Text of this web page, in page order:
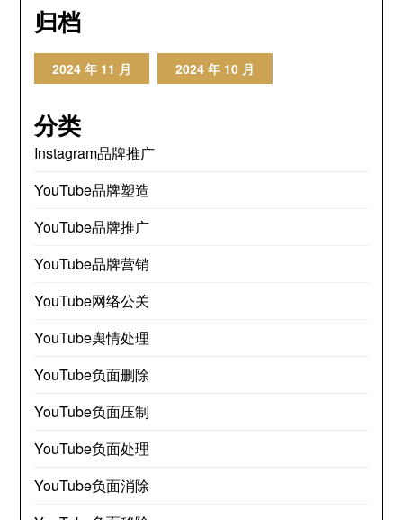
归档
2024 年 11 月 2024 年 10 月
分类
Instagram品牌推广
YouTube品牌塑造
YouTube品牌推广
YouTube品牌营销
YouTube网络公关
YouTube舆情处理
YouTube负面删除
YouTube负面压制
YouTube负面处理
YouTube负面消除